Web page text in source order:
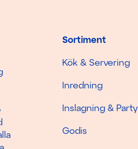
Sortiment
Kök & Servering
Inredning
Inslagning & Party
Godis